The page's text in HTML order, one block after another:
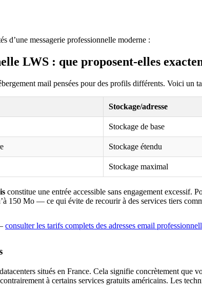
d’une messagerie professionnelle moderne :
LWS : que proposent-elles
mail pensées pour des profils différents. Voici un
Stockage/adresse
Stockage de base
Stockage étendu
Stockage maximal
constitue une entrée accessible sans engagement excessif.
150 Mo — ce qui évite de recourir à des services tiers
consulter les tarifs complets des adresses email
situés en France. Cela signifie concrètement que
à certains services gratuits américains. Les